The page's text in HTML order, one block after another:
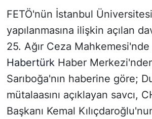
FETÖ'nün İstanbul
yapılanmasına ilişkin açılan
25. Ağır Ceza
Habertürk Haber
Sarıboğa'nın haberine göre;
mütalaasını açıklayan savcı,
Başkanı Kemal
VİDEO GALERİ
YAŞAM